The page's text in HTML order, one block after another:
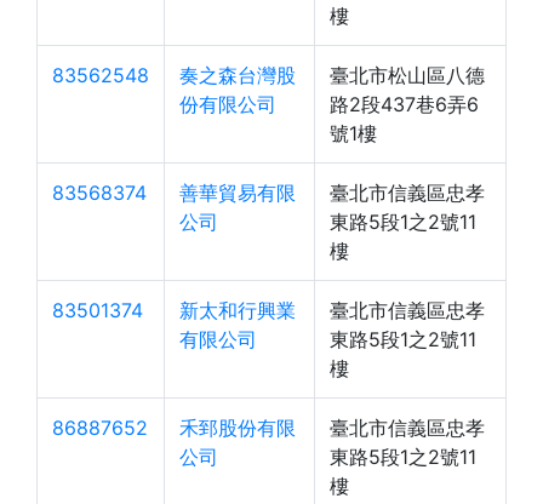
樓
83562548
奏之森台灣股
份有限公司
臺北市松山區八德
路2段437巷6弄6
號1樓
83568374
善華貿易有限
公司
臺北市信義區忠孝
東路5段1之2號11
樓
83501374
新太和行興業
有限公司
臺北市信義區忠孝
東路5段1之2號11
樓
86887652
禾郅股份有限
公司
臺北市信義區忠孝
東路5段1之2號11
樓